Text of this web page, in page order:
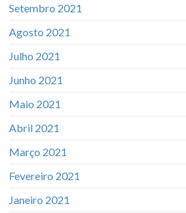
Setembro 2021
Agosto 2021
Julho 2021
Junho 2021
Maio 2021
Abril 2021
Março 2021
Fevereiro 2021
Janeiro 2021